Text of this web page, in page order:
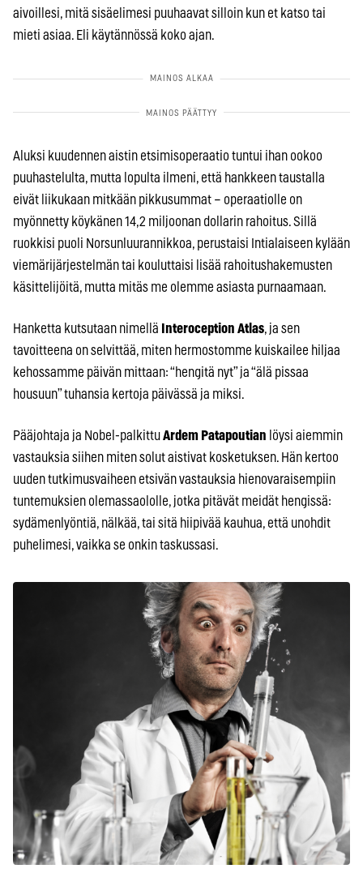
aivoillesi, mitä sisäelimesi puuhaavat silloin kun et katso tai
mieti asiaa. Eli käytännössä koko ajan.
Aluksi kuudennen aistin etsimisoperaatio tuntui ihan ookoo
puuhastelulta, mutta lopulta ilmeni, että hankkeen taustalla
eivät liikukaan mitkään pikkusummat – operaatiolle on
myönnetty köykänen 14,2 miljoonan dollarin rahoitus. Sillä
ruokkisi puoli Norsunluurannikkoa, perustaisi Intialaiseen kylään
viemärijärjestelmän tai kouluttaisi lisää rahoitushakemusten
käsittelijöitä, mutta mitäs me olemme asiasta purnaamaan.
Hanketta kutsutaan nimellä Interoception Atlas, ja sen
tavoitteena on selvittää, miten hermostomme kuiskailee hiljaa
kehossamme päivän mittaan: “hengitä nyt” ja “älä pissaa
housuun” tuhansia kertoja päivässä ja miksi.
Pääjohtaja ja Nobel-palkittuArdem Patapoutian löysi aiemmin
vastauksia siihen miten solut aistivat kosketuksen. Hän kertoo
uuden tutkimusvaiheen etsivän vastauksia hienovaraisempiin
tuntemuksien olemassaololle, jotka pitävät meidät hengissä:
sydämenlyöntiä, nälkää, tai sitä hiipivää kauhua, että unohdit
puhelimesi, vaikka se onkin taskussasi.